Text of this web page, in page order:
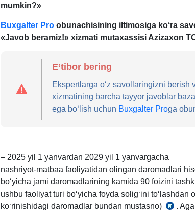
mumkin?»
Buxgalter Pro obunachisining iltimosiga koʻra
«Javob beramiz!» хizmati mutaхassisi Azizaхon
E’tibor bering
Ekspertlarga oʻz savollaringizni berish
хizmatining barcha tayyor javoblar
ega boʻlish uchun Buxgalter Proga
– 2025 yil 1 yanvardan 2029 yil 1 yanvargacha
nashriyot-matbaa faoliyatidan olingan daromadlari
boʻyicha jami daromadlarining kamida 90 foizini
ushbu faoliyat turi boʻyicha foyda soligʻini toʻlashdan
koʻrinishidagi daromadlar bundan mustasno)
SK
.